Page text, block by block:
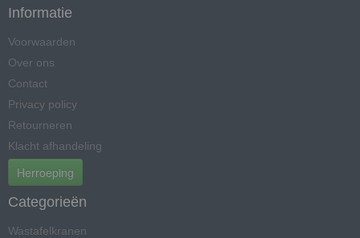
Informatie
Voorwaarden
Over ons
Contact
Privacy policy
Retourneren
Klacht afhandeling
Herroeping
Categorieën
Wastafelkranen